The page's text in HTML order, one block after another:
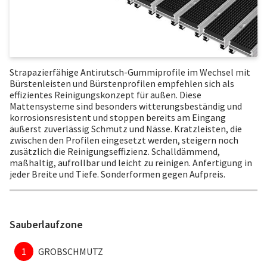
Strapazierfähige Antirutsch-Gummiprofile im Wechsel mit
Bürstenleisten und Bürstenprofilen empfehlen sich als
effizientes Reinigungskonzept für außen. Diese
Mattensysteme sind besonders witterungsbeständig und
korrosionsresistent und stoppen bereits am Eingang
äußerst zuverlässig Schmutz und Nässe. Kratzleisten, die
zwischen den Profilen eingesetzt werden, steigern noch
zusätzlich die Reinigungseffizienz. Schalldämmend,
maßhaltig, aufrollbar und leicht zu reinigen. Anfertigung in
jeder Breite und Tiefe. Sonderformen gegen Aufpreis.
Sauberlaufzone
1 GROBSCHMUTZ